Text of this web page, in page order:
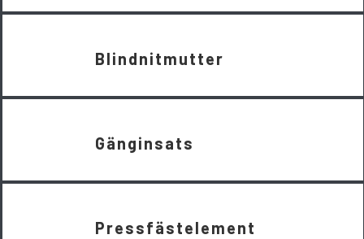
Blindnitmutter
Gänginsats
Pressfästelement